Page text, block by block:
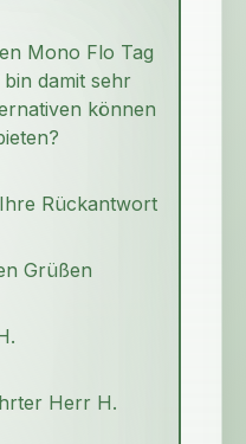
Mono Flo Tag
damit sehr
können
Rückantwort
Grüßen
Herr H.